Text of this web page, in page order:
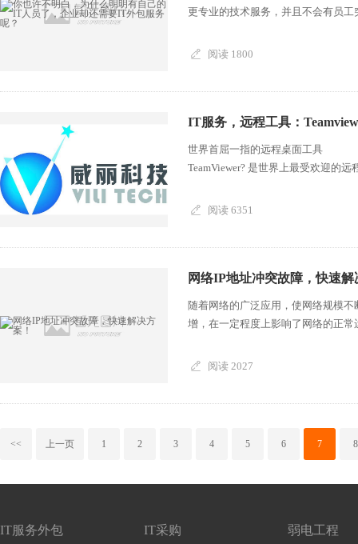
更专业的技术服务，并且不会有员
阅读 1800
IT服务，远程工具：
世界首屈一指的远程桌面工具
TeamViewer? 是世界上最受欢迎的
阅读 6351
网络IP地址冲突故障，快速解
随着网络的广泛应用，使网络规模
增，在一定程度上影响了网络的正
阅读 2027
<< 上一页 1 2 3 4 5 6 7 8
IT服务外包 IT采购 弱电工程